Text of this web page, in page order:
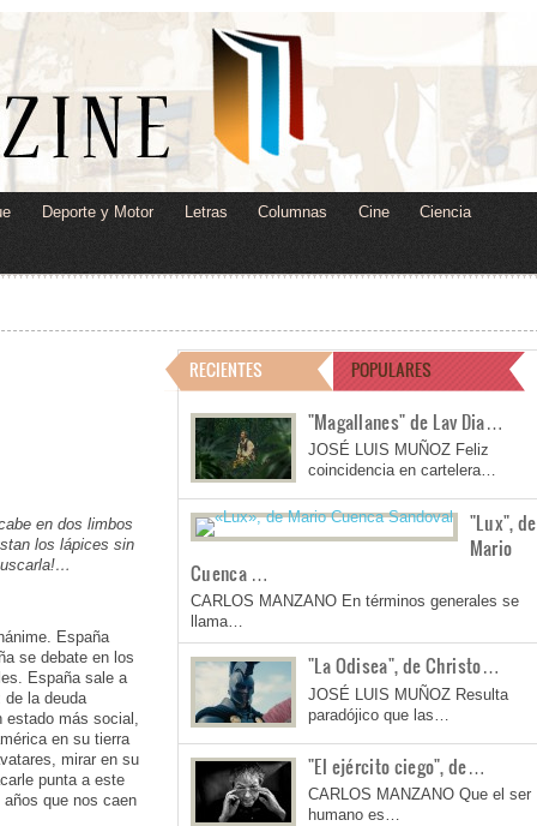
Deporte y Motor Letras Columnas Cine Ciencia
en dos limbos
los lápices sin
España
se debate en los
España sale a
la deuda
más social,
en su tierra
mirar en su
punta a este
que nos caen
RECIENTES POPULARES
"Magallanes" de Lav Dia…
JOSÉ LUIS MUÑOZ Feliz
coincidencia en cartelera…
"Lux", de
Mario
Cuenca …
CARLOS MANZANO En términos generales se
llama…
"La Odisea", de Christo…
JOSÉ LUIS MUÑOZ Resulta
paradójico que las…
"El ejército ciego", de…
CARLOS MANZANO Que el ser
humano es…